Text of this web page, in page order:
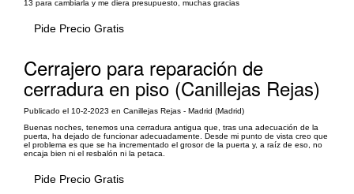
13 para cambiarla y me diera presupuesto, muchas gracias
Pide Precio Gratis
Cerrajero para reparación de
cerradura en piso (Canillejas Rejas)
Publicado el 10-2-2023 en Canillejas Rejas - Madrid (Madrid)
Buenas noches, tenemos una cerradura antigua que, tras una adecuación de la
puerta, ha dejado de funcionar adecuadamente. Desde mi punto de vista creo que
el problema es que se ha incrementado el grosor de la puerta y, a raíz de eso, no
encaja bien ni el resbalón ni la petaca.
Pide Precio Gratis